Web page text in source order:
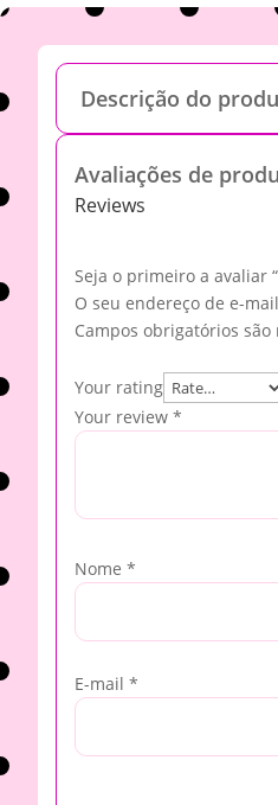
Descrição do
Avaliações de
Reviews
Seja o primeiro a avaliar
O seu endereço de e-
Campos obrigatórios são
Your rating
Your review *
Nome *
E-mail *